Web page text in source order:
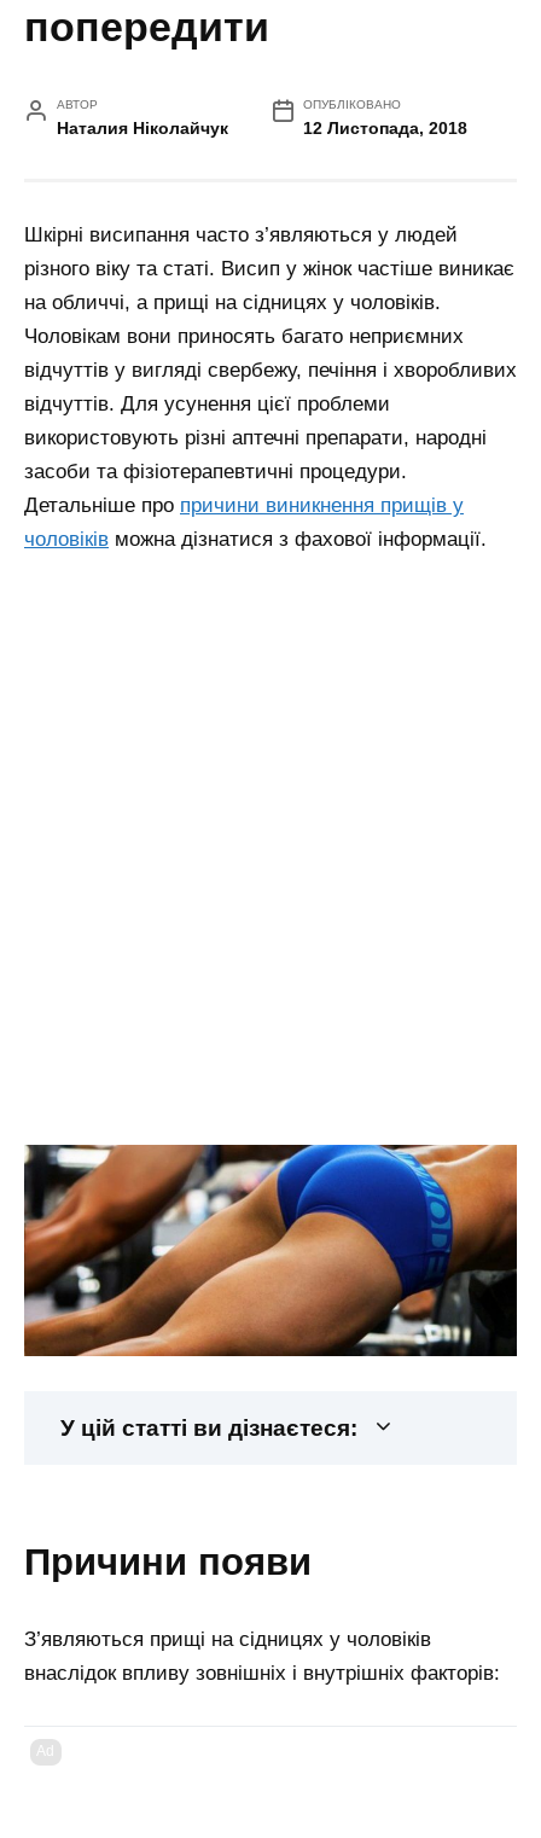
попередити
АВТОР
Наталия Ніколайчук
ОПУБЛІКОВАНО
12 Листопада, 2018
Шкірні висипання часто з’являються у людей
різного віку та статі. Висип у жінок частіше виникає
на обличчі, а прищі на сідницях у чоловіків.
Чоловікам вони приносять багато неприємних
відчуттів у вигляді свербежу, печіння і хворобливих
відчуттів. Для усунення цієї проблеми
використовують різні аптечні препарати, народні
засоби та фізіотерапевтичні процедури.
Детальніше про причини виникнення прищів у
чоловіків можна дізнатися з фахової інформації.
У цій статті ви дізнаєтеся:
причини появи
З’являються прищі на сідницях у чоловіків
внаслідок впливу зовнішніх і внутрішніх факторів:
Ad